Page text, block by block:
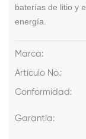
baterías de litio y
energía.
Marca:
Artículo No.:
Conformidad:
Garantía: